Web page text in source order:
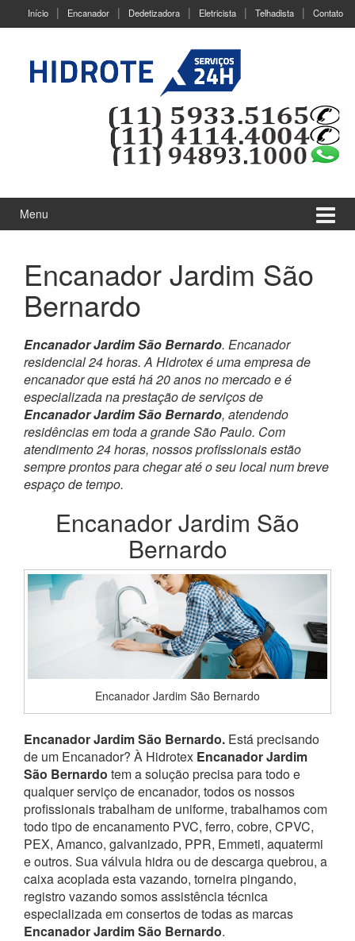
Início Encanador Dedetizadora Eletricista Telhadista Contato
Menu
Encanador Jardim São
Bernardo
Encanador Jardim São Bernardo. Encanador
residencial 24 horas. A Hidrotex é uma empresa de
encanador que está há 20 anos no mercado e é
especializada na prestação de serviços de
Encanador Jardim São Bernardo, atendendo
residências em toda a grande São Paulo. Com
atendimento 24 horas, nossos profissionais estão
sempre prontos para chegar até o seu local num breve
espaço de tempo.
Encanador Jardim São
Bernardo
Encanador Jardim São Bernardo
Encanador Jardim São Bernardo. Está precisando
de um Encanador? À Hidrotex Encanador Jardim
São Bernardo tem a solução precisa para todo e
qualquer serviço de encanador, todos os nossos
profissionais trabalham de uniforme, trabalhamos com
todo tipo de encanamento PVC, ferro, cobre, CPVC,
PEX, Amanco, galvanizado, PPR, Emmeti, aquatermi
e outros. Sua válvula hidra ou de descarga quebrou, a
caixa acoplada esta vazando, torneira pingando,
registro vazando somos assistência técnica
especializada em consertos de todas as marcas
Encanador Jardim São Bernardo.